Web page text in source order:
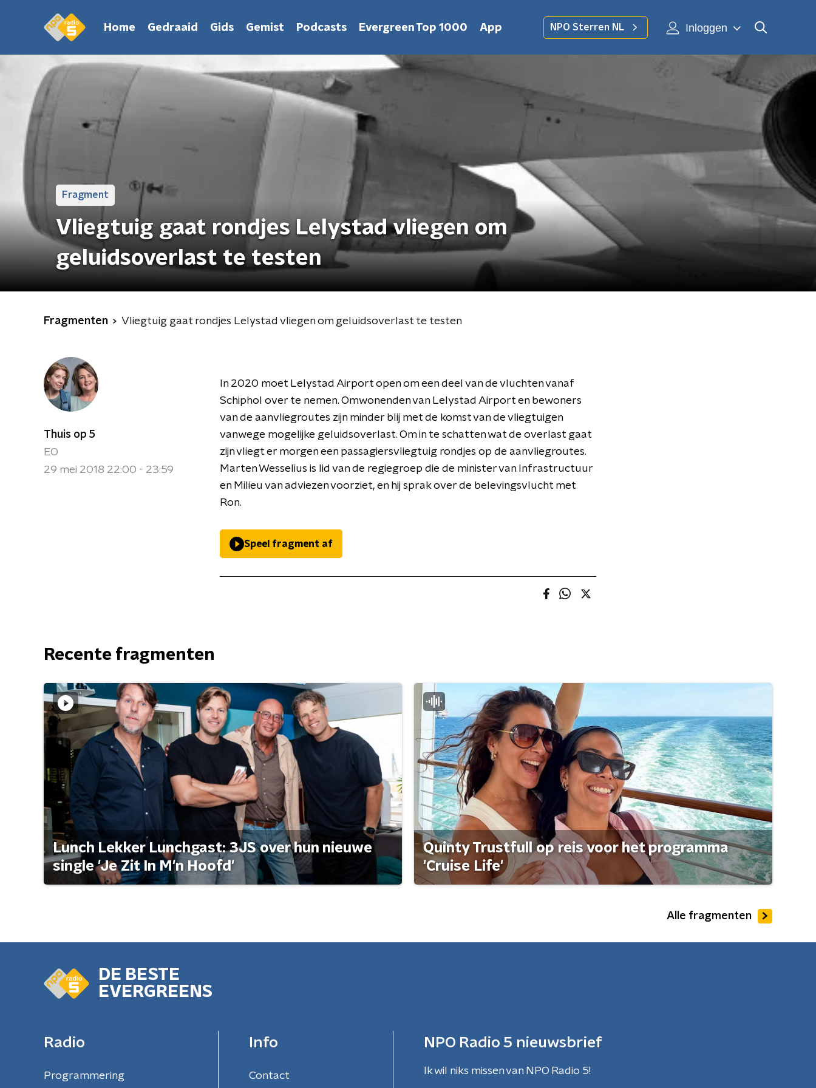
Home Gedraaid Gids Gemist Podcasts Evergreen Top 1000 App NPO Sterren NL Inloggen
Fragment
Vliegtuig gaat rondjes Lelystad vliegen om
geluidsoverlast te testen
Fragmenten Vliegtuig gaat rondjes Lelystad vliegen om geluidsoverlast te testen
Thuis op 5
EO
29 mei 2018 22:00 - 23:59
In 2020 moet Lelystad Airport open om een deel van de vluchten vanaf
Schiphol over te nemen. Omwonenden van Lelystad Airport en bewoners
van de aanvliegroutes zijn minder blij met de komst van de vliegtuigen
vanwege mogelijke geluidsoverlast. Om in te schatten wat de overlast gaat
zijn vliegt er morgen een passagiersvliegtuig rondjes op de aanvliegroutes.
Marten Wesselius is lid van de regiegroep die de minister van Infrastructuur
en Milieu van adviezen voorziet, en hij sprak over de belevingsvlucht met
Ron.
Speel fragment af
Recente fragmenten
Lunch Lekker Lunchgast: 3JS over hun nieuwe
single 'Je Zit In M'n Hoofd'
Quinty Trustfull op reis voor het programma
'Cruise Life'
Alle fragmenten
DE BESTE
EVERGREENS
Radio
Programmering
Info
Contact
NPO Radio 5 nieuwsbrief
Ik wil niks missen van NPO Radio 5!